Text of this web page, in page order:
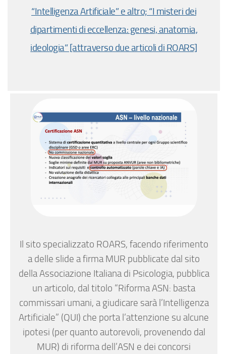
“Intelligenza Artificiale” e altro; “I misteri dei
dipartimenti di eccellenza: genesi, anatomia,
ideologia” [attraverso due articoli di ROARS]
Il sito specializzato ROARS, facendo riferimento
a delle slide a firma MUR pubblicate dal sito
della Associazione Italiana di Psicologia, pubblica
un articolo, dal titolo “Riforma ASN: basta
commissari umani, a giudicare sarà l’Intelligenza
Artificiale” (QUI) che porta l’attenzione su alcune
ipotesi (per quanto autorevoli, provenendo dal
MUR) di riforma dell’ASN e dei concorsi